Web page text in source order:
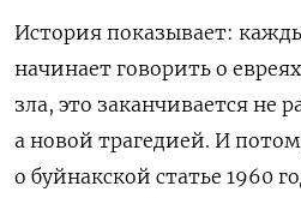
История показывает:
начинает говорить о
зла, это заканчивается не
а новой трагедией. И
о буйнакской статье 1960